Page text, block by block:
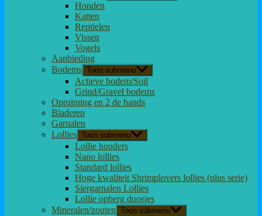
Honden
Katten
Reptielen
Vissen
Vogels
Aanbieding
Bodems Toon submenu
Actieve bodem/Soil
Grind/Gravel bodems
Opruiming en 2 de hands
Bladeren
Garnalen
Lollies Toon submenu
Lollie houders
Nano lollies
Standard lollies
Hoge kwaliteit Shrimplovers lollies (plus serie)
Siergarnalen Lollies
Lollie opberg doosjes
Mineralen/zouten Toon submenu